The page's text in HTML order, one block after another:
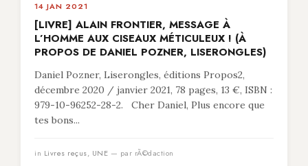
14 JAN 2021
[LIVRE] ALAIN FRONTIER, MESSAGE À
L’HOMME AUX CISEAUX MÉTICULEUX ! (À
PROPOS DE DANIEL POZNER, LISERONGLES)
Daniel Pozner, Liserongles, éditions Propos2,
décembre 2020 / janvier 2021, 78 pages, 13 €, ISBN :
979-10-96252-28-2. Cher Daniel, Plus encore que
tes bons...
in Livres reçus, UNE — par rÃ©daction